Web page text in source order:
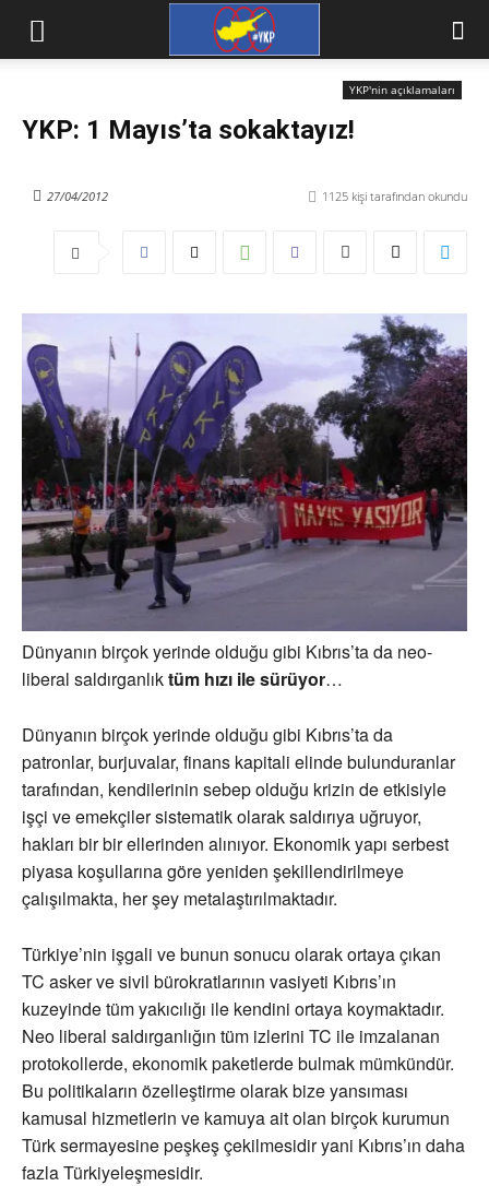
YKP'nin açıklamaları
YKP: 1 Mayıs’ta sokaktayız!
1125 kişi tarafından okundu
27/04/2012
Dünyanın birçok yerinde olduğu gibi Kıbrıs’ta da neo-
liberal saldırganlıktüm hızı ile sürüyor…
Dünyanın birçok yerinde olduğu gibi Kıbrıs’ta da
patronlar, burjuvalar, finans kapitali elinde bulunduranlar
tarafından, kendilerinin sebep olduğu krizin de etkisiyle
işçi ve emekçiler sistematik olarak saldırıya uğruyor,
hakları bir bir ellerinden alınıyor. Ekonomik yapı serbest
piyasa koşullarına göre yeniden şekillendirilmeye
çalışılmakta, her şey metalaştırılmaktadır.
Türkiye’nin işgali ve bunun sonucu olarak ortaya çıkan
TC asker ve sivil bürokratlarının vasiyeti Kıbrıs’ın
kuzeyinde tüm yakıcılığı ile kendini ortaya koymaktadır.
Neo liberal saldırganlığın tüm izlerini TC ile imzalanan
protokollerde, ekonomik paketlerde bulmak mümkündür.
Bu politikaların özelleştirme olarak bize yansıması
kamusal hizmetlerin ve kamuya ait olan birçok kurumun
Türk sermayesine peşkeş çekilmesidir yani Kıbrıs’ın daha
fazla Türkiyeleşmesidir.